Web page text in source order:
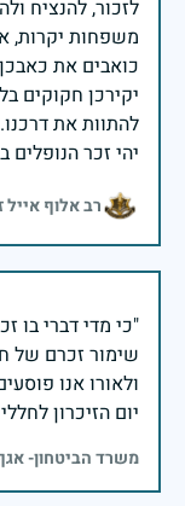
משפחות יקרות,
כואבים את
יקירכן חקוקים
יהי זכר הנופלים
רב אלוף
שימור זכרם של
יום הזיכרון
משרד הביטחון-